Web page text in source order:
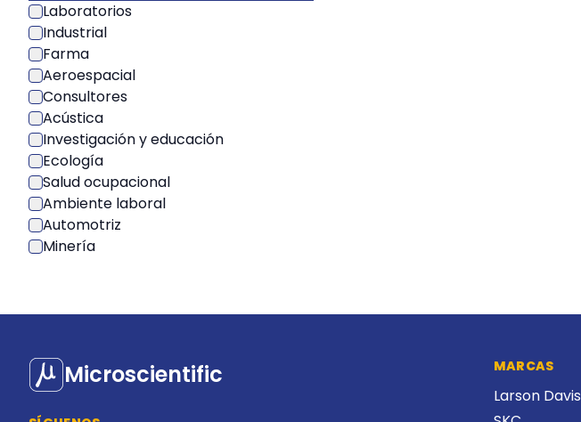
Laboratorios
Industrial
Farma
Aeroespacial
Consultores
Acústica
Investigación y educación
Ecología
Salud ocupacional
Ambiente laboral
Automotriz
Minería
Microscientific MARCAS
Larson Davis